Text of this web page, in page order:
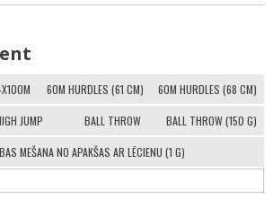
60M HURDLES (61 CM) 60M HURDLES (68 CM)
JUMP BALL THROW BALL THROW (150 G)
MEŠANA NO APAKŠAS AR LĒCIENU (1 G)